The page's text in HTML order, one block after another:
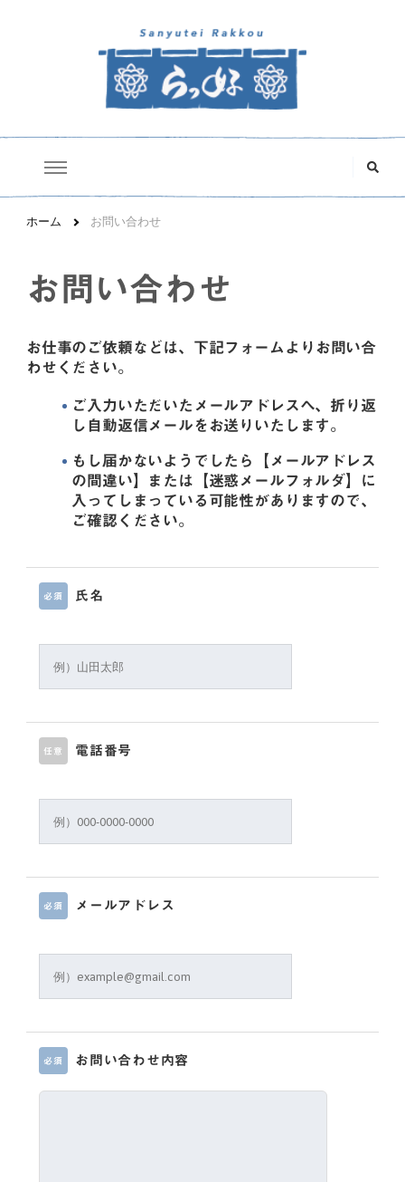
探
か
?
ホーム お問い合わせ
お問い合わせ
お仕事のご依頼などは、下記フォームよりお問い合
わせください。
ご入力いただいたメールアドレスへ、折り返
し自動返信メールをお送りいたします。
もし届かないようでしたら【メールアドレス
の間違い】または【迷惑メールフォルダ】に
入ってしまっている可能性がありますので、
ご確認ください。
必須 氏名
任意 電話番号
必須 メールアドレス
必須 お問い合わせ内容